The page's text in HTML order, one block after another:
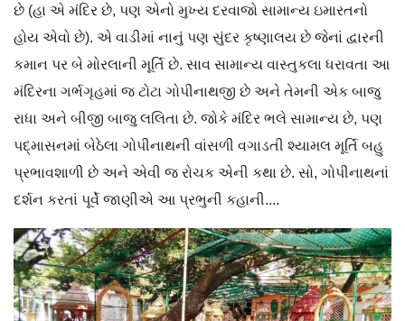
છે (હા એ મંદિર છે, પણ એનો મુખ્ય દરવાજો સામાન્ય ઇમારતનો
હોય એવો છે). એ વાડીમાં નાનું પણ સુંદર કૃષ્ણાલય છે જેનાં દ્વારની
કમાન પર બે મોરલાની મૂર્તિ છે. સાવ સામાન્ય વાસ્તુકલા ધરાવતા આ
મંદિરના ગર્ભગૃહમાં જ ટોટા ગોપીનાથજી છે અને તેમની એક બાજુ
રાધા અને બીજી બાજુ લલિતા છે. જોકે મંદિર ભલે સામાન્ય છે, પણ
પદ્‍માસનમાં બેઠેલા ગોપીનાથની વાંસળી વગાડતી શ્યામલ મૂર્તિ બહુ
પ્રભાવશાળી છે અને એવી જ રોચક એની કથા છે. સો, ગોપીનાથનાં
દર્શન કરતાં પૂર્વે જાણીએ આ પ્રભુની કહાની....